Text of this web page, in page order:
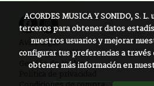
Aviso legal
Política de cookies
Gestión de cookies
ACORDES MUSICA Y SONIDO, S. L.
terceros para obtener datos
nuestros usuarios y mejorar
configurar tus preferencias a
obtener más información en